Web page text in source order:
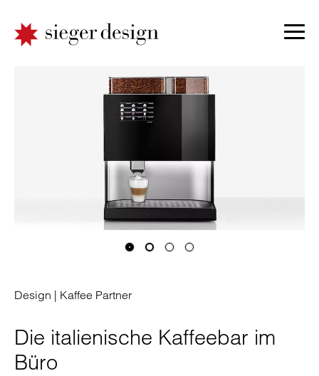
Design | Kaffee Partner
Die italienische Kaffeebar im
Büro